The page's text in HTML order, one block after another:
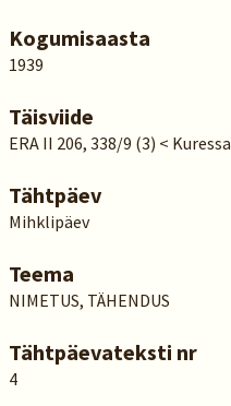
Kogumisaasta
1939
Täisviide
ERA II 206, 338/9 (3) <
Tähtpäev
Mihklipäev
Teema
NIMETUS, TÄHENDUS
Tähtpäevateksti nr
4